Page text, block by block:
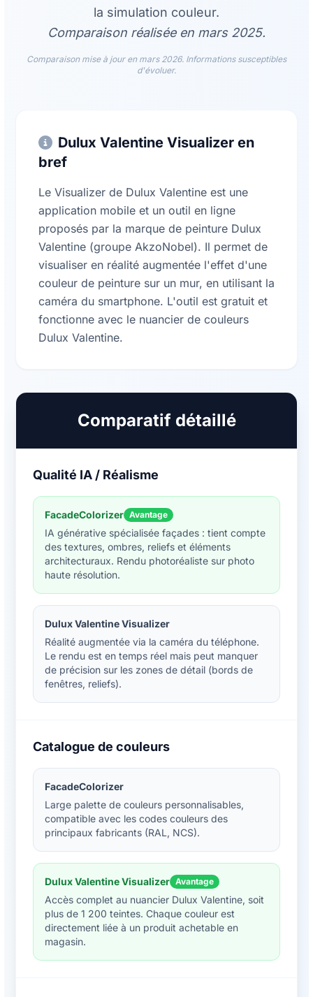
la simulation couleur.
Comparaison réalisée en mars 2025.
Comparaison mise à jour en mars 2026. Informations susceptibles
d'évoluer.
Dulux Valentine Visualizer en
bref
Le Visualizer de Dulux Valentine est une
application mobile et un outil en ligne
proposés par la marque de peinture Dulux
Valentine (groupe AkzoNobel). Il permet de
visualiser en réalité augmentée l'effet d'une
couleur de peinture sur un mur, en utilisant la
caméra du smartphone. L'outil est gratuit et
fonctionne avec le nuancier de couleurs
Dulux Valentine.
Comparatif détaillé
Qualité IA / Réalisme
FacadeColorizer Avantage
IA générative spécialisée façades : tient compte
des textures, ombres, reliefs et éléments
architecturaux. Rendu photoréaliste sur photo
haute résolution.
Dulux Valentine Visualizer
Réalité augmentée via la caméra du téléphone.
Le rendu est en temps réel mais peut manquer
de précision sur les zones de détail (bords de
fenêtres, reliefs).
Catalogue de couleurs
FacadeColorizer
Large palette de couleurs personnalisables,
compatible avec les codes couleurs des
principaux fabricants (RAL, NCS).
Dulux Valentine Visualizer Avantage
Accès complet au nuancier Dulux Valentine, soit
plus de 1 200 teintes. Chaque couleur est
directement liée à un produit achetable en
magasin.